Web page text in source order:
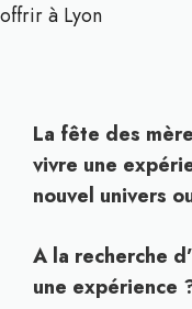
offrir à Lyon
La fête des
vivre une
nouvel univers
A la recherche
une expérience